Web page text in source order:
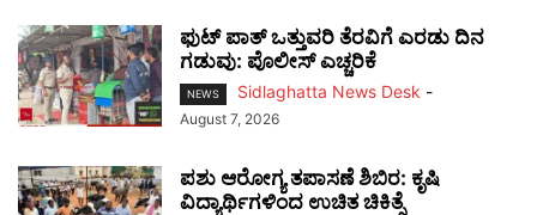
ಫುಟ್‌ ಪಾತ್ ಒತ್ತುವರಿ ತೆರವಿಗೆ ಎರಡು ದಿನ
ಗಡುವು: ಪೊಲೀಸ್ ಎಚ್ಚರಿಕೆ
NEWS Sidlaghatta News Desk -
August 7, 2026
ಪಶು ಆರೋಗ್ಯ ತಪಾಸಣೆ ಶಿಬಿರ: ಕೃಷಿ
ವಿದ್ಯಾರ್ಥಿಗಳಿಂದ ಉಚಿತ ಚಿಕಿತ್ಸೆ